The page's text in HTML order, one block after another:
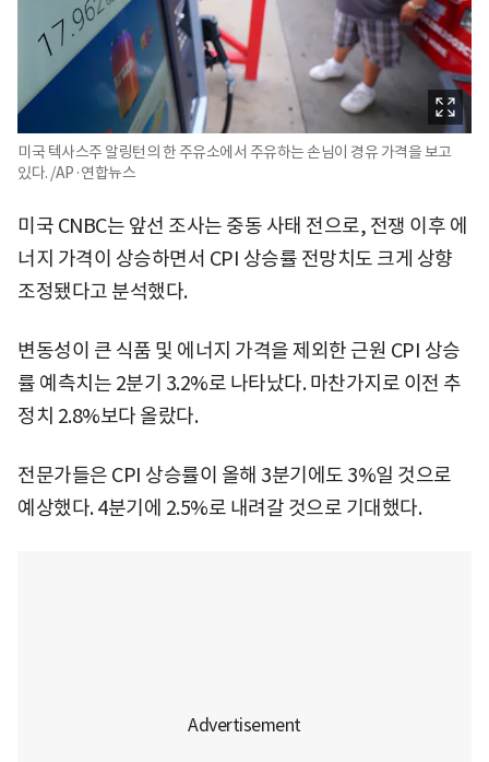
미국 텍사스주 알링턴의 한 주유소에서 주유하는 손님이 경유 가격을 보고
있다. /AP·연합뉴스
미국 CNBC는 앞선 조사는 중동 사태 전으로, 전쟁 이후 에
너지 가격이 상승하면서 CPI 상승률 전망치도 크게 상향
조정됐다고 분석했다.
변동성이 큰 식품 및 에너지 가격을 제외한 근원 CPI 상승
률 예측치는 2분기 3.2%로 나타났다. 마찬가지로 이전 추
정치 2.8%보다 올랐다.
전문가들은 CPI 상승률이 올해 3분기에도 3%일 것으로
예상했다. 4분기에 2.5%로 내려갈 것으로 기대했다.